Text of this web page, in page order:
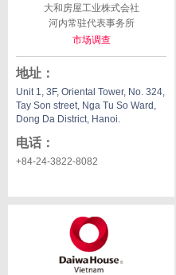
大和房屋工业株式会社
河内常驻代表事务所
市场调查
地址 ：
Unit 1, 3F, Oriental Tower, No. 324,
Tay Son street, Nga Tu So Ward,
Dong Da District, Hanoi.
电话 ：
+84-24-3822-8082